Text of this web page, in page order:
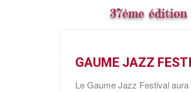
GAUME JAZZ
Le Gaume Jazz Festival